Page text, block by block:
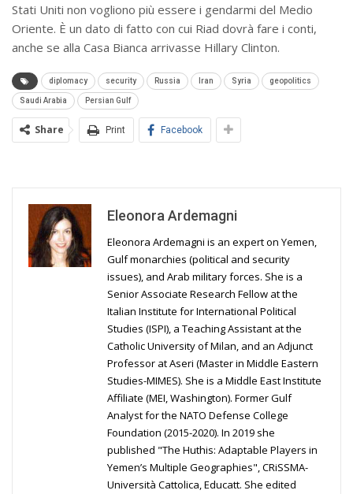
Stati Uniti non vogliono più essere i gendarmi del Medio
Oriente. È un dato di fatto con cui Riad dovrà fare i conti,
anche se alla Casa Bianca arrivasse Hillary Clinton.
diplomacy security Russia Iran Syria geopolitics
Saudi Arabia Persian Gulf
Share Print Facebook
Eleonora Ardemagni
Eleonora Ardemagni is an expert on Yemen,
Gulf monarchies (political and security
issues), and Arab military forces. She is a
Senior Associate Research Fellow at the
Italian Institute for International Political
Studies (ISPI), a Teaching Assistant at the
Catholic University of Milan, and an Adjunct
Professor at Aseri (Master in Middle Eastern
Studies-MIMES). She is a Middle East Institute
Affiliate (MEI, Washington). Former Gulf
Analyst for the NATO Defense College
Foundation (2015-2020). In 2019 she
published "The Huthis: Adaptable Players in
Yemen’s Multiple Geographies", CRiSSMA-
Università Cattolica, Educatt. She edited